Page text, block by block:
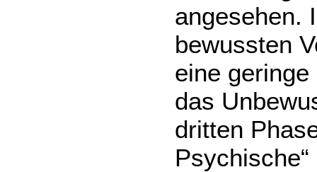
angesehen.
bewussten
eine
das
dritten